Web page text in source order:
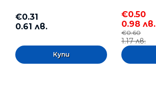
€0.31
0.61 лв.
€0.50
0.98 лв.
€0.60
1.17 лв.